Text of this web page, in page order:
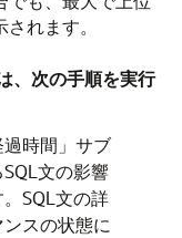
れます。
、次の手順を実行
過時間」サブ
文の影響
SQL文の詳
スの状態に